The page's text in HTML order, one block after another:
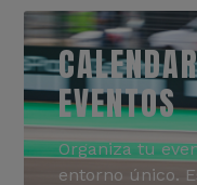
EVENTOS
Organiza tu
entorno único.